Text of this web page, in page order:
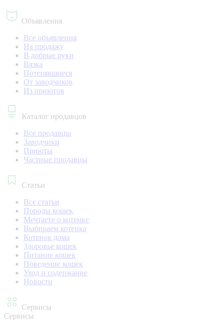
Объявления
Все объявления
На продажу
В добрые руки
Вязка
Потерявшиеся
От заводчиков
Из приютов
Каталог продавцов
Все продавцы
Заводчики
Приюты
Частные продавцы
Статьи
Все статьи
Породы кошек
Мечтаете о котенке
Выбираем котенка
Котенок дома
Здоровье кошек
Питание кошек
Поведение кошек
Уход и содержание
Новости
Сервисы
Сервисы